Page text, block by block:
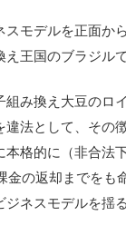
スモデルを正面か
王国のブラジルで
組み換え大豆のロ
違法として、その
本格的に（非合法
金の返却までをも
ジネスモデルを揺